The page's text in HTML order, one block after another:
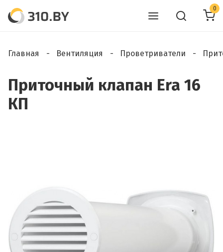
0
Главная Вентиляция Проветриватели
Приточный клапан Era 16
КП